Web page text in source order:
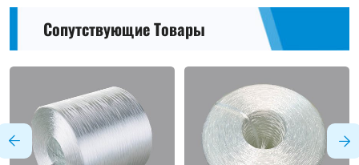
Сопутствующие Товары